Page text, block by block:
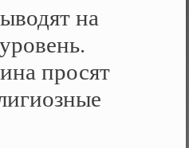
на
просят